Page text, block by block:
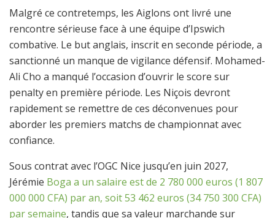
Malgré ce contretemps, les Aiglons ont livré une
rencontre sérieuse face à une équipe d’Ipswich
combative. Le but anglais, inscrit en seconde période, a
sanctionné un manque de vigilance défensif. Mohamed-
Ali Cho a manqué l’occasion d’ouvrir le score sur
penalty en première période. Les Niçois devront
rapidement se remettre de ces déconvenues pour
aborder les premiers matchs de championnat avec
confiance.
Sous contrat avec l’OGC Nice jusqu’en juin 2027,
Jérémie Boga a un salaire est de 2 780 000 euros (1 807
000 000 CFA) par an, soit 53 462 euros (34 750 300 CFA)
par semaine, tandis que sa valeur marchande sur